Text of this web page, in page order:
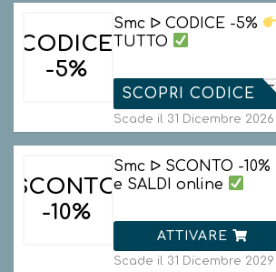
CODICE
-5%
Smc ᐅ CODICE -5%
TUTTO
SCOPRI CODICE
Scade il 31 Dicembre 2026
SCONTO
-10%
Smc ᐅ SCONTO -10%
e SALDI online
ATTIVARE
Scade il 31 Dicembre 2029